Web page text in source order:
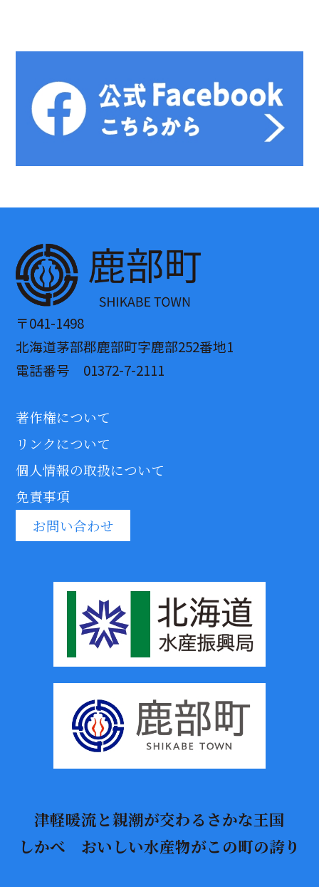
〒041-1498
北海道茅部郡鹿部町字鹿部252番地1
電話番号 01372-7-2111
著作権について
リンクについて
個人情報の取扱について
免責事項
お問い合わせ
津軽暖流と親潮が交わるさかな王国
しかべ おいしい水産物がこの町の誇り